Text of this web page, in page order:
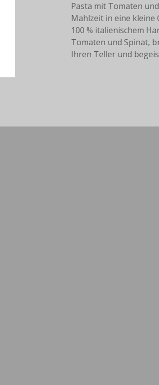
Pasta mit Tomaten
Mahlzeit in eine kleine
100 % italienischem
Tomaten und Spinat,
Ihren Teller und